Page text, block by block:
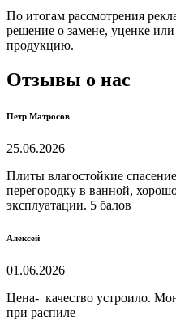
По итогам рассмотрения
решение о замене, уценке
продукцию.
Отзывы о нас
Петр Матросов
25.06.2026
Плиты влагостойкие
перегородку в ванной,
эксплуатации. 5 балов
Алексей
01.06.2026
Цена- качество устроило.
при распиле